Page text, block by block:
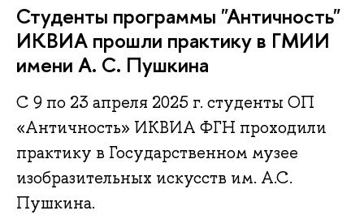
Студенты программы "Античность"
ИКВИА прошли практику в ГМИИ
имени А. С. Пушкина
С 9 по 23 апреля 2025 г. студенты ОП
«Античность» ИКВИА ФГН проходили
практику в Государственном музее
изобразительных искусств им. А.С.
Пушкина.